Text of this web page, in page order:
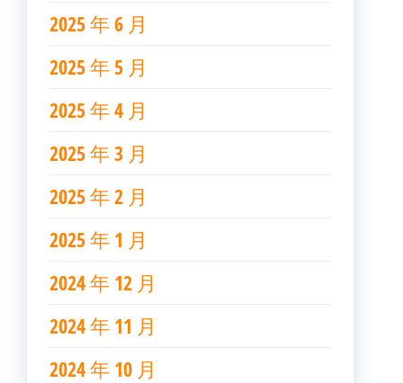
2025 年 6 月
2025 年 5 月
2025 年 4 月
2025 年 3 月
2025 年 2 月
2025 年 1 月
2024 年 12 月
2024 年 11 月
2024 年 10 月